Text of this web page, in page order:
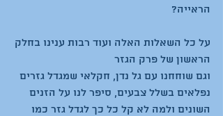
הראייה?
על כל השאלות האלה ועוד רבות ענינו בחלק
הראשון של פרק הגזר
וגם שוחחנו עם גל נדן, חקלאי שמגדל גזרים
נפלאים בשלל צבעים, סיפר לנו על הזנים
השונים ולמה לא קל כל כך לגדל גזר כמו